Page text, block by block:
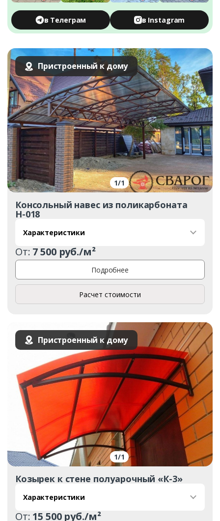
в Телеграм в Instagram
Пристроенный к дому
1/1
Консольный навес из поликарбоната
Н-018
Характеристики
От: 7 500 руб./м²
Подробнее
Расчет стоимости
Пристроенный к дому
1/1
Козырек к стене полуарочный «К-3»
Характеристики
От: 15 500 руб./м²